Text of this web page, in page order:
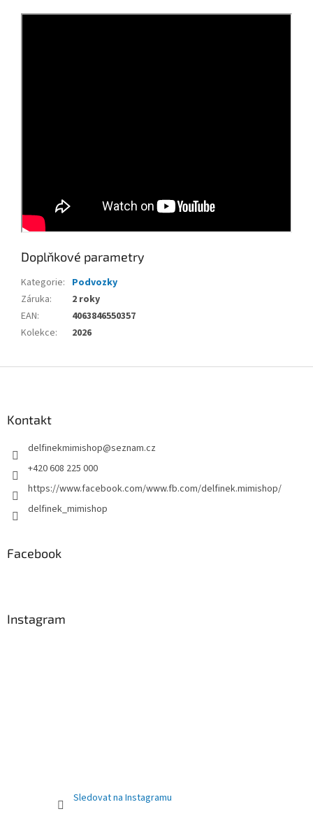
Doplňkové parametry
Kategorie: Podvozky
Záruka:
2 roky
EAN:
4063846550357
Kolekce: 2026
Kontakt
delfinekmimishop@seznam.cz
+420 608 225 000
https://www.facebook.com/www.fb.com/delfinek.mimishop/
delfinek_mimishop
Facebook
Instagram
Sledovat na Instagramu